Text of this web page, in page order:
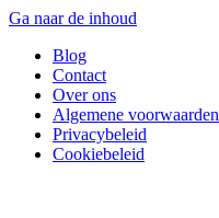
Ga naar de inhoud
Blog
Contact
Over ons
Algemene voorwaarden
Privacybeleid
Cookiebeleid